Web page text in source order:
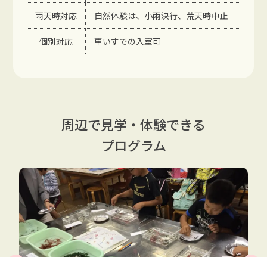
雨天時対応 自然体験は、小雨決行、荒天時中止
個別対応 車いすでの入室可
周辺で見学・体験できる
プログラム